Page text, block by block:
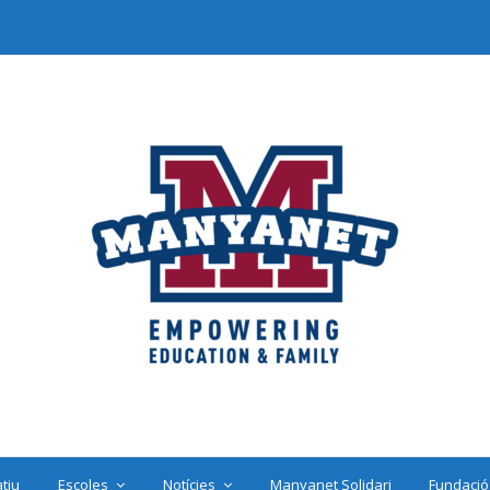
Escoles Notícies Manyanet Solidari Fundació